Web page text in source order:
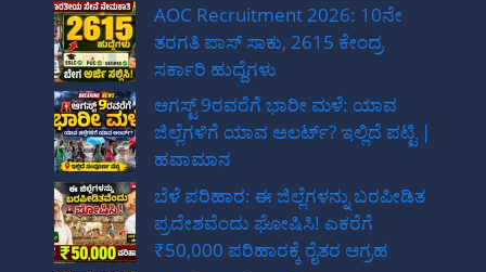
AOC Recruitment 2026: 10ನೇ
ತರಗತಿ ಪಾಸ್ ಸಾಕು, 2615 ಕೇಂದ್ರ
ಸರ್ಕಾರಿ ಹುದ್ದೆಗಳು
ಆಗಸ್ಟ್ 9ರವರೆಗೆ ಭಾರೀ ಮಳೆ: ಯಾವ
ಜಿಲ್ಲೆಗಳಿಗೆ ಯಾವ ಅಲರ್ಟ್? ಇಲ್ಲಿದೆ ಪಟ್ಟಿ |
ಹವಾಮಾನ
ಬೆಳೆ ಪರಿಹಾರ: ಈ ಜಿಲ್ಲೆಗಳನ್ನು ಬರಪೀಡಿತ
ಪ್ರದೇಶವೆಂದು ಘೋಷಿಸಿ! ಎಕರೆಗೆ
₹50,000 ಪರಿಹಾರಕ್ಕೆ ರೈತರ ಆಗ್ರಹ